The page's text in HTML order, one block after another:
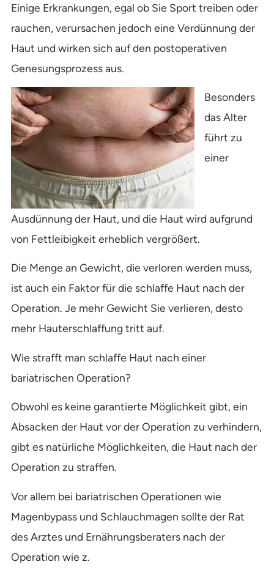
Einige Erkrankungen, egal ob Sie Sport treiben oder
rauchen, verursachen jedoch eine Verdünnung der
Haut und wirken sich auf den postoperativen
Genesungsprozess aus.
Besonders
das Alter
führt zu
einer
Ausdünnung der Haut, und die Haut wird aufgrund
von Fettleibigkeit erheblich vergrößert.
Die Menge an Gewicht, die verloren werden muss,
ist auch ein Faktor für die schlaffe Haut nach der
Operation. Je mehr Gewicht Sie verlieren, desto
mehr Hauterschlaffung tritt auf.
Wie strafft man schlaffe Haut nach einer
bariatrischen Operation?
Obwohl es keine garantierte Möglichkeit gibt, ein
Absacken der Haut vor der Operation zu verhindern,
gibt es natürliche Möglichkeiten, die Haut nach der
Operation zu straffen.
Vor allem bei bariatrischen Operationen wie
Magenbypass und Schlauchmagen sollte der Rat
des Arztes und Ernährungsberaters nach der
Operation wie z.